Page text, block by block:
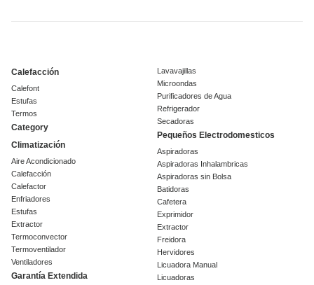
Calefacción
Calefont
Estufas
Termos
Category
Climatización
Aire Acondicionado
Calefacción
Calefactor
Enfriadores
Estufas
Extractor
Termoconvector
Termoventilador
Ventiladores
Garantía Extendida
Lavavajillas
Microondas
Purificadores de Agua
Refrigerador
Secadoras
Pequeños Electrodomesticos
Aspiradoras
Aspiradoras Inhalambricas
Aspiradoras sin Bolsa
Batidoras
Cafetera
Exprimidor
Extractor
Freidora
Hervidores
Licuadora Manual
Licuadoras